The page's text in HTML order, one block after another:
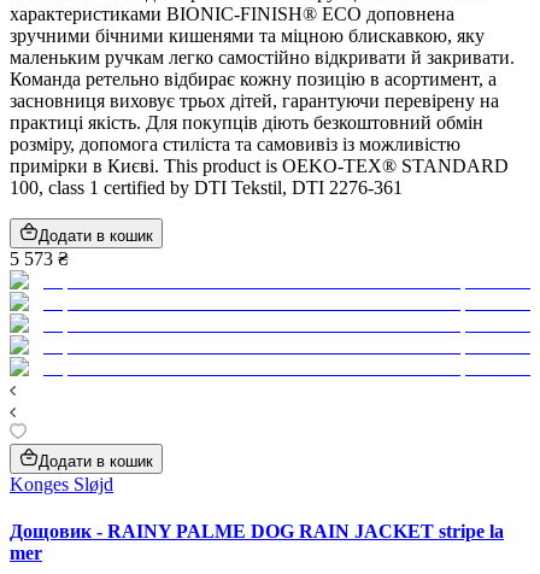
характеристиками BIONIC-FINISH® ECO доповнена
зручними бічними кишенями та міцною блискавкою, яку
маленьким ручкам легко самостійно відкривати й закривати.
Команда ретельно відбирає кожну позицію в асортимент, а
засновниця виховує трьох дітей, гарантуючи перевірену на
практиці якість. Для покупців діють безкоштовний обмін
розміру, допомога стиліста та самовивіз із можливістю
примірки в Києві. This product is OEKO-TEX® STANDARD
100, class 1 certified by DTI Tekstil, DTI 2276-361
Додати в кошик
5 573 ₴
Додати в кошик
Konges Sløjd
Дощовик - RAINY PALME DOG RAIN JACKET stripe la
mer